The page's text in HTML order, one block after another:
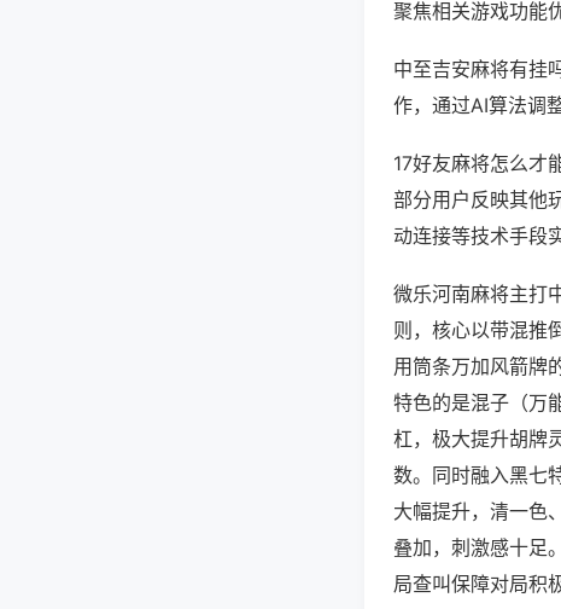
聚焦相关游戏功能
中至吉安麻将有挂
作，通过AI算法调
17好友麻将怎么才
部分用户反映其他
动连接等技术手段
微乐河南麻将主打
则，核心以带混推
用筒条万加风箭牌
特色的是混子（万
杠，极大提升胡牌
数。同时融入黑七
大幅提升，清一色
叠加，刺激感十足
局查叫保障对局积